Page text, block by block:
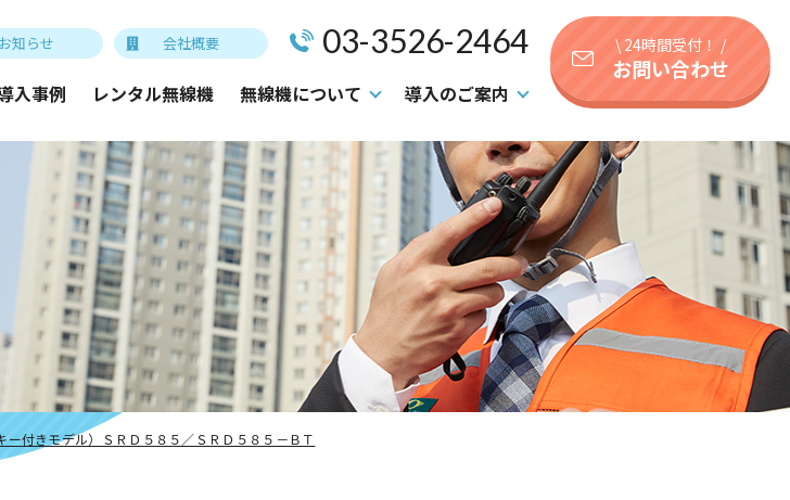
お知らせ 会社概要 03-3526-2464
入事例 レンタル無線機 無線機について 導入のご案内
\ 24時間受付！ /
お問い合わせ
付きモデル）ＳＲＤ５８５／ＳＲＤ５８５－ＢＴ